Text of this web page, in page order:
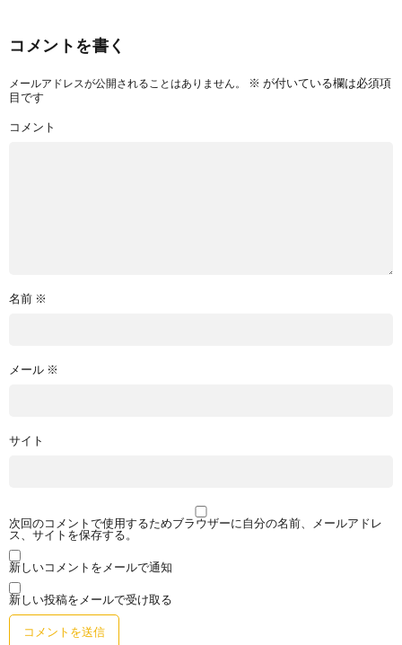
コメントを書く
メールアドレスが公開されることはありません。 ※ が付いている欄は必須項
目です
コメント
名前 ※
メール ※
サイト
次回のコメントで使用するためブラウザーに自分の名前、メールアドレ
ス、サイトを保存する。
新しいコメントをメールで通知
新しい投稿をメールで受け取る